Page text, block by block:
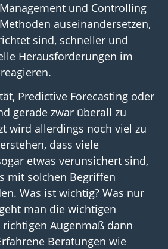
und Controlling
auseinandersetzen,
sind, schneller und
Herausforderungen im
Predictive Forecasting oder
gerade zwar überall zu
wird allerdings noch viel zu
dass viele
etwas verunsichert sind,
mit solchen Begriffen
Was ist wichtig? Was nur
man die wichtigen
Augenmaß dann
Beratungen wie